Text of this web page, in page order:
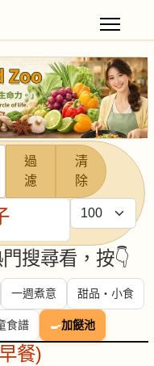
過
濾
清
除
每頁顯示條數
搜尋看，按👇
一週煮意 甜品・小食
食譜 🍳加餸池
餐)